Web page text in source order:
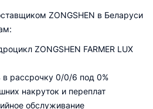
ZONGSHEN в Беларуси
ZONGSHEN FARMER LUX
в рассрочку 0/0/6 под 0%
накруток и переплат
обслуживание